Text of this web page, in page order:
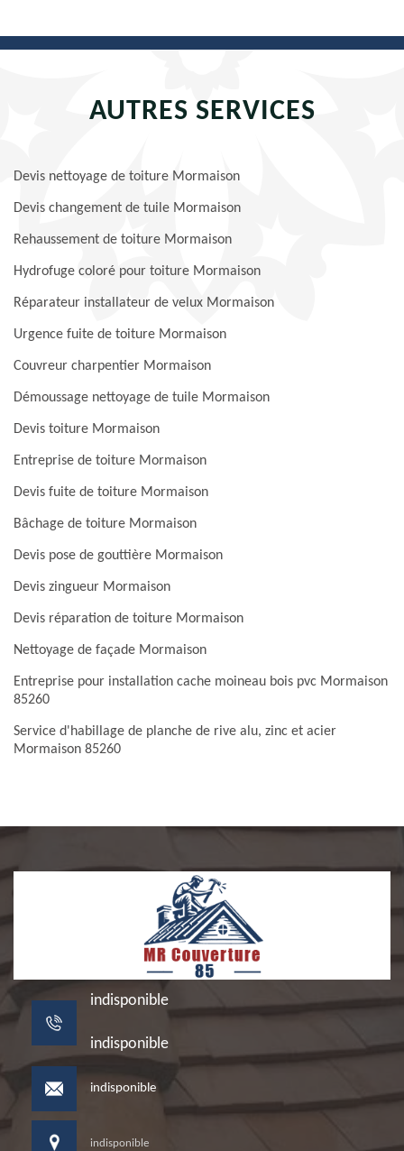
AUTRES SERVICES
Devis nettoyage de toiture Mormaison
Devis changement de tuile Mormaison
Rehaussement de toiture Mormaison
Hydrofuge coloré pour toiture Mormaison
Réparateur installateur de velux Mormaison
Urgence fuite de toiture Mormaison
Couvreur charpentier Mormaison
Démoussage nettoyage de tuile Mormaison
Devis toiture Mormaison
Entreprise de toiture Mormaison
Devis fuite de toiture Mormaison
Bâchage de toiture Mormaison
Devis pose de gouttière Mormaison
Devis zingueur Mormaison
Devis réparation de toiture Mormaison
Nettoyage de façade Mormaison
Entreprise pour installation cache moineau bois pvc Mormaison
85260
Service d'habillage de planche de rive alu, zinc et acier
Mormaison 85260
indisponible
indisponible
indisponible
indisponible